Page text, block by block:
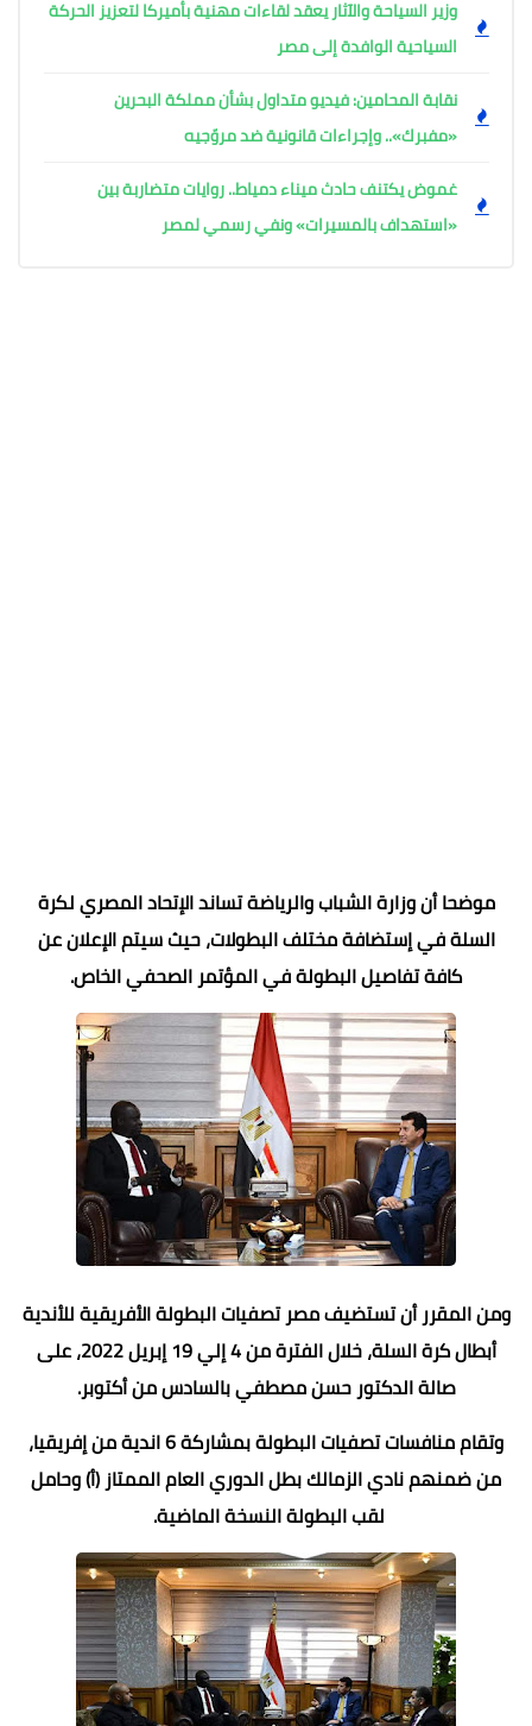
وزير السياحة والآثار يعقد لقاءات مهنية بأميركا لتعزيز الحركة
السياحية الوافدة إلى مصر
نقابة المحامين: فيديو متداول بشأن مملكة البحرين
«مفبرك».. وإجراءات قانونية ضد مروّجيه
غموض يكتنف حادث ميناء دمياط.. روايات متضاربة بين
«استهداف بالمسيرات» ونفي رسمي لمصر
موضحا أن وزارة الشباب والرياضة تساند الإتحاد المصري لكرة
السلة في إستضافة مختلف البطولات، حيث سيتم الإعلان عن
كافة تفاصيل البطولة في المؤتمر الصحفي الخاص.
ومن المقرر أن تستضيف مصر تصفيات البطولة الأفريقية للأندية
أبطال كرة السلة، خلال الفترة من 4 إلي 19 إبريل 2022، على
صالة الدكتور حسن مصطفي بالسادس من أكتوبر.
وتقام منافسات تصفيات البطولة بمشاركة 6 اندية من إفريقيا،
من ضمنهم نادي الزمالك بطل الدوري العام الممتاز (أ) وحامل
لقب البطولة النسخة الماضية.